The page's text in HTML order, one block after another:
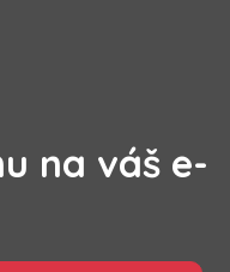
na váš e-